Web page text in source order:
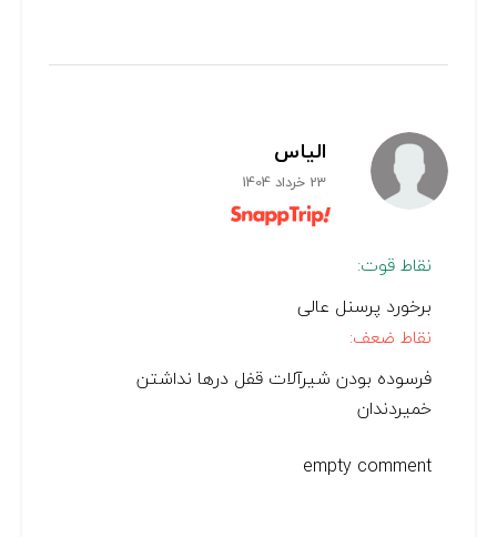
الیاس
23 خرداد 1404
نقاط قوت:
برخورد پرسنل عالی
نقاط ضعف:
فرسوده بودن شیرآلات قفل درها نداشتن
خمیردندان
empty comment